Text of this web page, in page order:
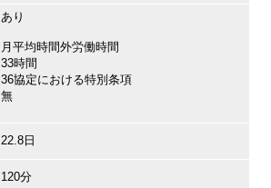
あり
月平均時間外労働時間
33時間
36協定における特別条項
無
22.8日
120分